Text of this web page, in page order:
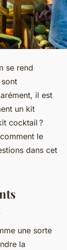
se rend
il est
un kit
cocktail ?
le
dans cet
une sorte
la